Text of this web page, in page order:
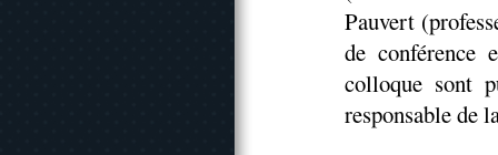
Pauvert
de conférence
colloque sont
responsable de